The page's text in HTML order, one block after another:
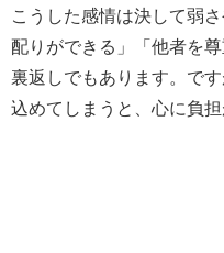
こうした感情は決して弱
配りができる」「他者を
裏返しでもあります。で
込めてしまうと、心に負